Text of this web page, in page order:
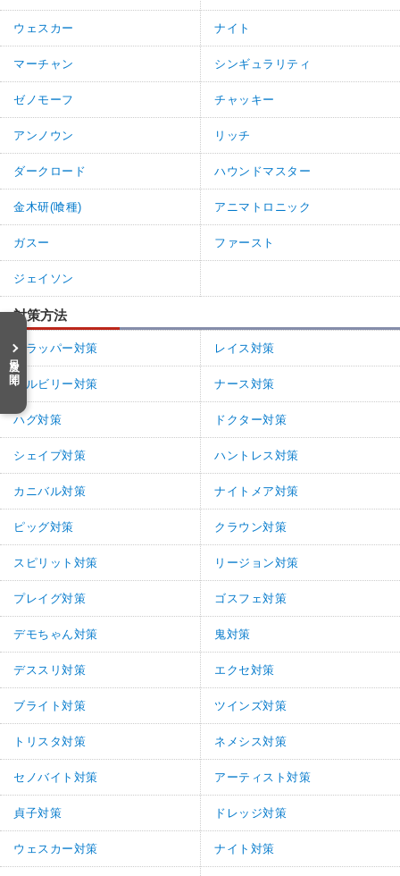
目次を開く
ウェスカー ナイト
マーチャン シンギュラリティ
ゼノモーフ チャッキー
アンノウン リッチ
ダークロード ハウンドマスター
金木研(喰種) アニマトロニック
ガスー ファースト
ジェイソン
対策方法
トラッパー対策 レイス対策
ヒルビリー対策 ナース対策
ハグ対策 ドクター対策
シェイプ対策 ハントレス対策
カニバル対策 ナイトメア対策
ピッグ対策 クラウン対策
スピリット対策 リージョン対策
プレイグ対策 ゴスフェ対策
デモちゃん対策 鬼対策
デススリ対策 エクセ対策
ブライト対策 ツインズ対策
トリスタ対策 ネメシス対策
セノバイト対策 アーティスト対策
貞子対策 ドレッジ対策
ウェスカー対策 ナイト対策